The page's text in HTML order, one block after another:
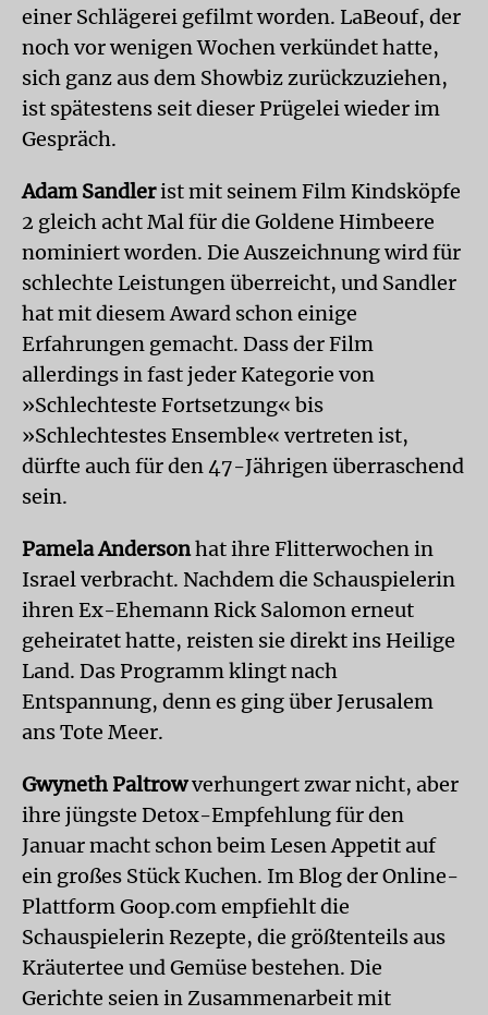
einer Schlägerei gefilmt worden. LaBeouf, der
noch vor wenigen Wochen verkündet hatte,
sich ganz aus dem Showbiz zurückzuziehen,
ist spätestens seit dieser Prügelei wieder im
Gespräch.
Adam Sandlerist mit seinem Film Kindsköpfe
2 gleich acht Mal für die Goldene Himbeere
nominiert worden. Die Auszeichnung wird für
schlechte Leistungen überreicht, und Sandler
hat mit diesem Award schon einige
Erfahrungen gemacht. Dass der Film
allerdings in fast jeder Kategorie von
»Schlechteste Fortsetzung« bis
»Schlechtestes Ensemble« vertreten ist,
dürfte auch für den 47-Jährigen überraschend
sein.
Pamela Andersonhat ihre Flitterwochen in
Israel verbracht. Nachdem die Schauspielerin
ihren Ex-Ehemann Rick Salomon erneut
geheiratet hatte, reisten sie direkt ins Heilige
Land. Das Programm klingt nach
Entspannung, denn es ging über Jerusalem
ans Tote Meer.
Gwyneth Paltrowverhungert zwar nicht, aber
ihre jüngste Detox-Empfehlung für den
Januar macht schon beim Lesen Appetit auf
ein großes Stück Kuchen. Im Blog der Online-
Plattform Goop.com empfiehlt die
Schauspielerin Rezepte, die größtenteils aus
Kräutertee und Gemüse bestehen. Die
Gerichte seien in Zusammenarbeit mit